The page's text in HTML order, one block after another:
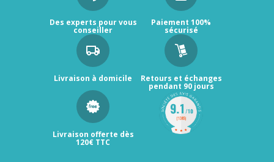
Des experts pour vous
conseiller
Paiement 100%
sécurisé
Livraison à domicile Retours et échanges
pendant 90 jours
Livraison offerte dès
120€ TTC